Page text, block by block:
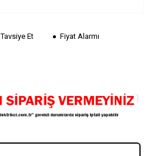
Tavsiye Et Fiyat Alarmı